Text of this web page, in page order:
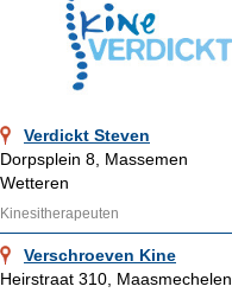
Verdickt Steven
Dorpsplein 8, Massemen
Wetteren
Kinesitherapeuten
Verschroeven Kine
Heirstraat 310, Maasmechelen